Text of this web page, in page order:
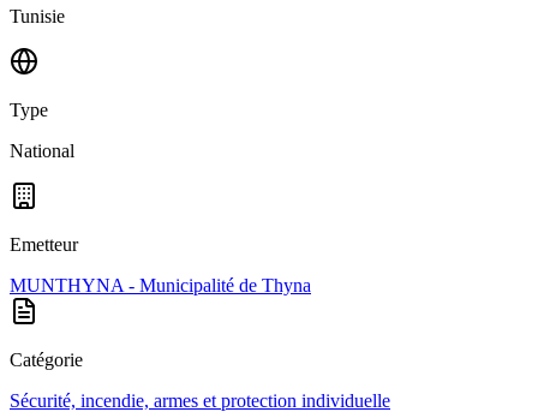
Tunisie
Type
National
Emetteur
MUNTHYNA - Municipalité de Thyna
Catégorie
Sécurité, incendie, armes et protection individuelle